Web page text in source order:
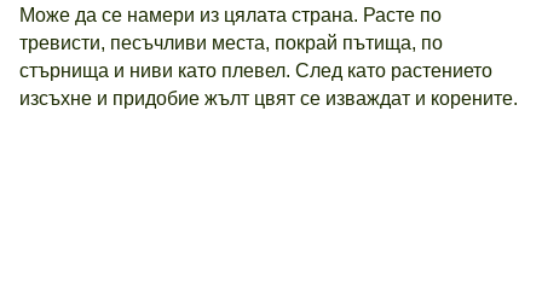
Може да се намери из цялата страна. Расте по
тревисти, песъчливи места, покрай пътища, по
стърнища и ниви като плевел. След като растението
изсъхне и придобие жълт цвят се изваждат и корените.